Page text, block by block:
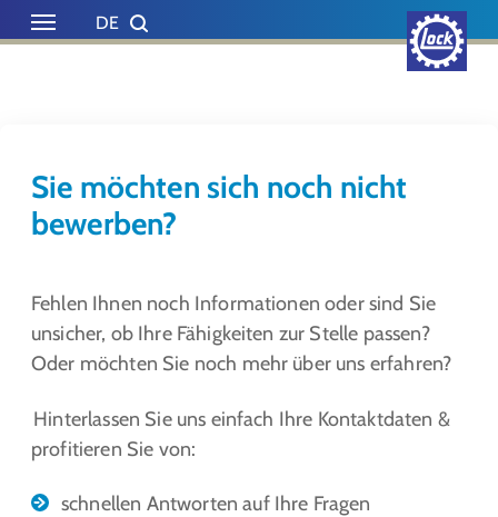
Skip to main content
Skip to page footer
DE
Sie möchten sich noch nicht
bewerben?
Fehlen Ihnen noch Informationen oder sind Sie
unsicher, ob Ihre Fähigkeiten zur Stelle passen?
Oder möchten Sie noch mehr über uns erfahren?
Hinterlassen Sie uns einfach Ihre Kontaktdaten &
profitieren Sie von:
schnellen Antworten auf Ihre Fragen